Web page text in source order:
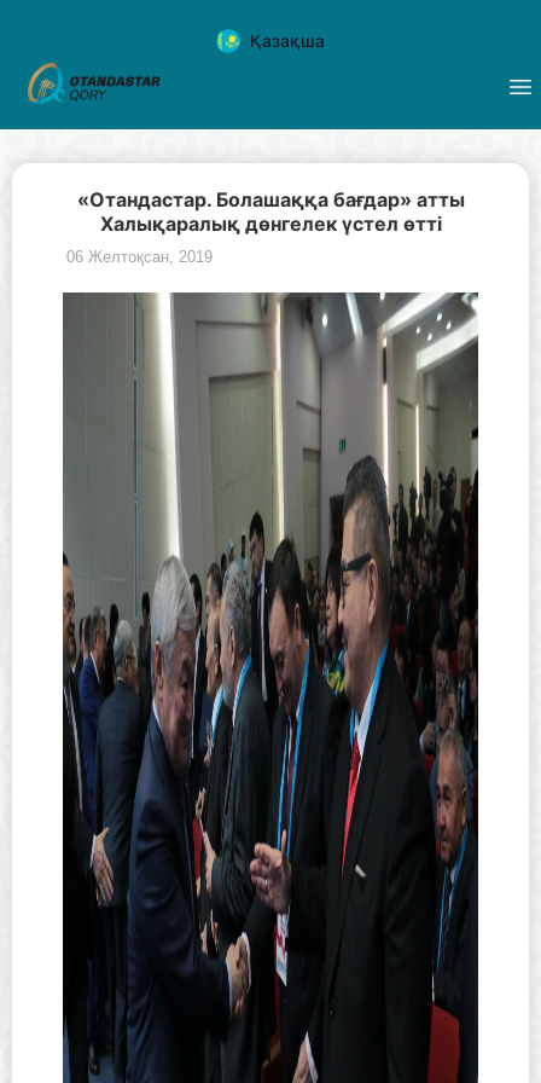
Қазақша
«Отандастар. Болашаққа бағдар» атты
Халықаралық дөнгелек үстел өтті
06 Желтоқсан, 2019